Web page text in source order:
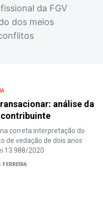
da FGV
dos meios
análise da
correta interpretação do
de vedação de dois anos
13.988/2020